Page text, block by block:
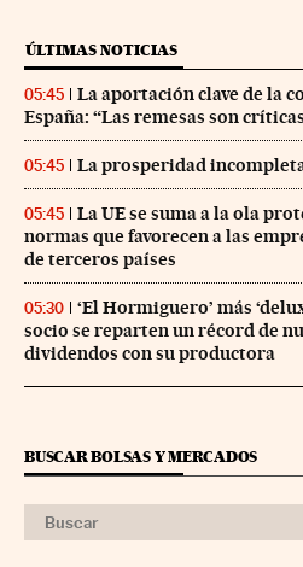
ÚLTIMAS NOTICIAS
05:45
La aportación clave de la
España: “Las remesas son
05:45 La prosperidad
05:45
La UE se suma a la ola
normas que favorecen a las
de terceros países
05:30
‘El Hormiguero’ más
socio se reparten un récord de
dividendos con su productora
BUSCAR BOLSAS Y MERCADOS